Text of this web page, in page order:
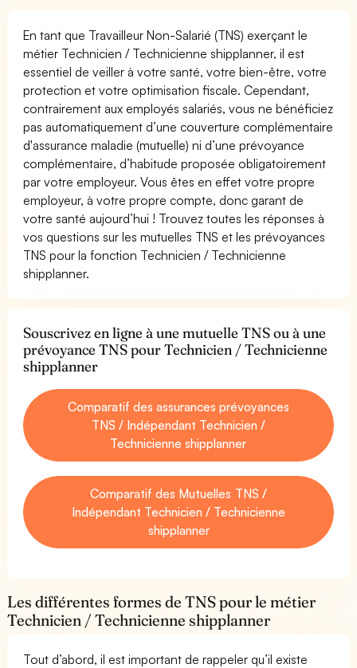
En tant que Travailleur Non-Salarié (TNS) exerçant le
métier Technicien / Technicienne shipplanner, il est
essentiel de veiller à votre santé, votre bien-être, votre
protection et votre optimisation fiscale. Cependant,
contrairement aux employés salariés, vous ne bénéficiez
pas automatiquement d’une couverture complémentaire
d'assurance maladie (mutuelle) ni d’une prévoyance
complémentaire, d’habitude proposée obligatoirement
par votre employeur. Vous êtes en effet votre propre
employeur, à votre propre compte, donc garant de
votre santé aujourd’hui ! Trouvez toutes les réponses à
vos questions sur les mutuelles TNS et les prévoyances
TNS pour la fonction Technicien / Technicienne
shipplanner.
Souscrivez en ligne à une mutuelle TNS ou à une
prévoyance TNS pour Technicien / Technicienne
shipplanner
Comparatif des assurances prévoyances
TNS / Indépendant Technicien /
Technicienne shipplanner
Comparatif des Mutuelles TNS /
Indépendant Technicien / Technicienne
shipplanner
Les différentes formes de TNS pour le métier
Technicien / Technicienne shipplanner
Tout d’abord, il est important de rappeler qu’il existe